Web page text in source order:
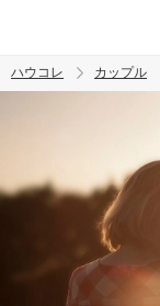
トレンド ワード
ハウコレ カップル